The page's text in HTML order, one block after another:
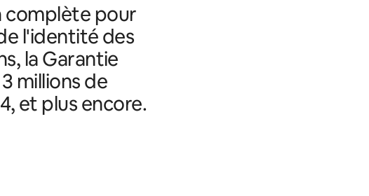
complète pour
l'identité des
la Garantie
millions de
et plus encore.